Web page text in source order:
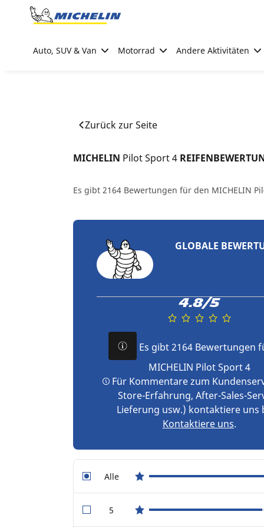
Go to page content
Auto, SUV & Van Motorrad Andere Aktivitäten
Zurück zur Seite
MICHELIN Pilot Sport 4
Es gibt 2164 Bewertungen für den MICHELIN
GLOBALE
4.8/5
Es gibt 2164 Bewertungen
MICHELIN Pilot Sport 4
Für Kommentare zum
Store-Erfahrung, After-Sales-
Lieferung usw.) kontaktiere uns
Kontaktiere uns.
Allestar reviews
5star reviews